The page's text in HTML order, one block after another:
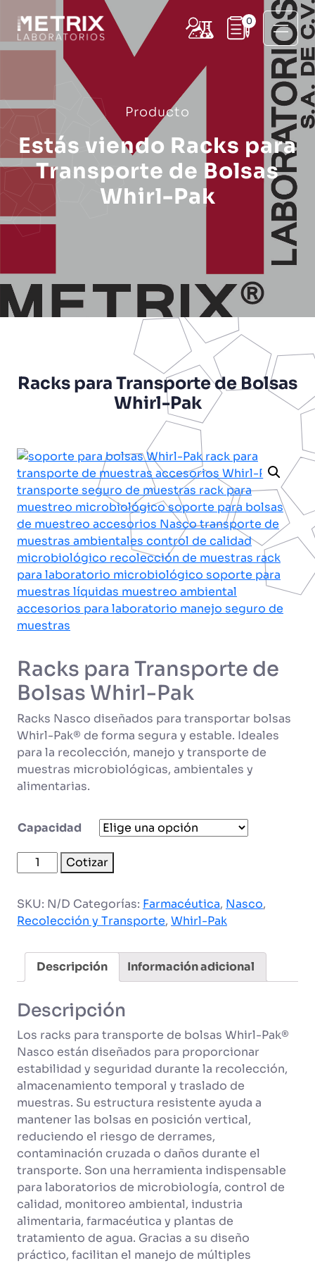
0
Producto
Estás viendo Racks para
Transporte de Bolsas
Whirl-Pak
Racks para Transporte de Bolsas
Whirl-Pak
Racks para Transporte de
Bolsas Whirl-Pak
Racks Nasco diseñados para transportar bolsas
Whirl-Pak® de forma segura y estable. Ideales
para la recolección, manejo y transporte de
muestras microbiológicas, ambientales y
alimentarias.
Capacidad
Racks
para
de
Bolsas
cantidad
Cotizar
SKU: N/D Categorías: Farmacéutica, Nasco,
Recolección y Transporte, Whirl-Pak
Descripción Información adicional
Descripción
Los racks para transporte de bolsas Whirl-Pak®
Nasco están diseñados para proporcionar
estabilidad y seguridad durante la recolección,
almacenamiento temporal y traslado de
muestras. Su estructura resistente ayuda a
mantener las bolsas en posición vertical,
reduciendo el riesgo de derrames,
contaminación cruzada o daños durante el
transporte. Son una herramienta indispensable
para laboratorios de microbiología, control de
calidad, monitoreo ambiental, industria
alimentaria, farmacéutica y plantas de
tratamiento de agua. Gracias a su diseño
práctico, facilitan el manejo de múltiples